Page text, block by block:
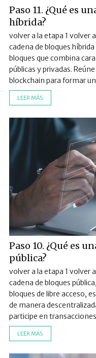
Paso 11. ¿Qué es
híbrida?
volver a la etapa 1 volver
cadena de bloques
bloques que combina
públicas y privadas.
blockchain para formar
LEER MÁS
Paso 10. ¿Qué es
pública?
volver a la etapa 1 volver
cadena de bloques
bloques de libre acceso,
de manera
participe en
LEER MÁS